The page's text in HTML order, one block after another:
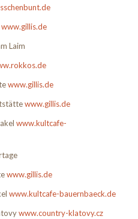
www.gillis.de
Laim
www.gillis.de
www.gillis.de
www.kultcafe-
www.gillis.de
www.kultcafe-bauernbaeck.de
www.country-klatovy.cz